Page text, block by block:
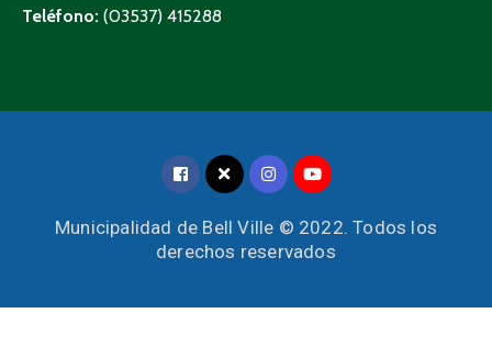
Teléfono: (03537) 415288
Municipalidad de Bell Ville © 2022. Todos los
derechos reservados